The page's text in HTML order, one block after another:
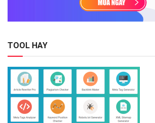
TOOL HAY